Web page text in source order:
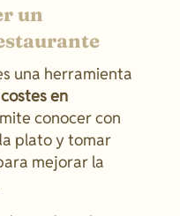
un
una herramienta
en
conocer con
plato y tomar
mejorar la